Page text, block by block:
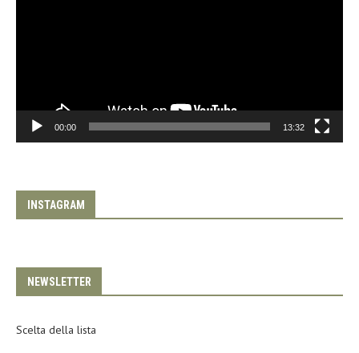
00:00 13:32
INSTAGRAM
NEWSLETTER
Scelta della lista